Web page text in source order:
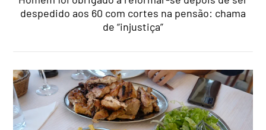
despedido aos 60 com cortes na pensão: chama
de “injustiça”